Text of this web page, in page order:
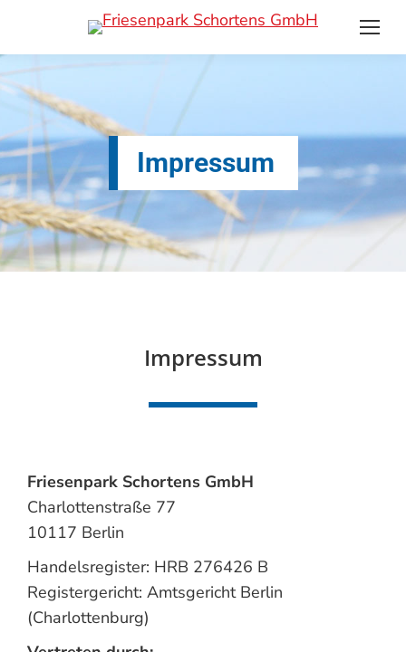
Impressum
Sie befinden sich hier:
Impressum
Friesenpark Schortens GmbH
Charlottenstraße 77
10117 Berlin
Handelsregister: HRB 276426 B
Registergericht: Amtsgericht Berlin
(Charlottenburg)